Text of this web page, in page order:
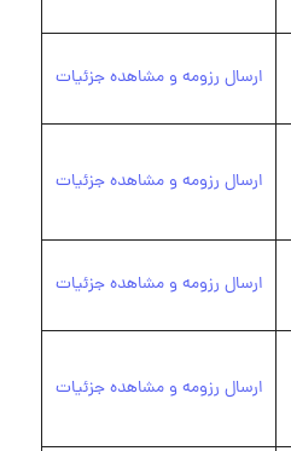
ارسال رزومه و مشاهده جزئیات
ارسال رزومه و مشاهده جزئیات
ارسال رزومه و مشاهده جزئیات
ارسال رزومه و مشاهده جزئیات